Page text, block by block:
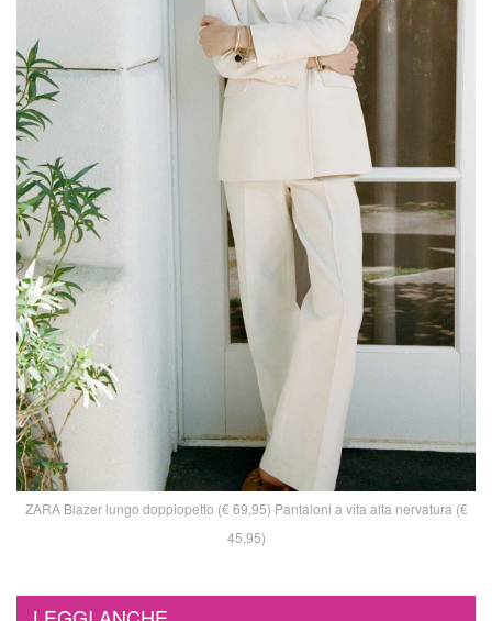
ZARA Blazer lungo doppiopetto (€ 69,95) Pantaloni a vita alta nervatura (€
45,95)